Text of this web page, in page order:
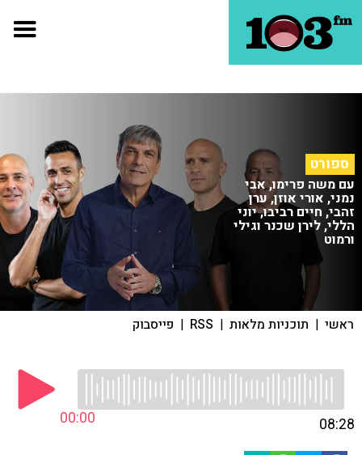
ספורט
עם משה פרימו, אבי
נמני, אורי אוזן, ערן
זהבי, חיים רביבו, יוני
הללי, לירן שכנר וגילי
ורמוט
ראשי | תוכניות מלאות |
RSS
| פייסבוק
00:00 08:28